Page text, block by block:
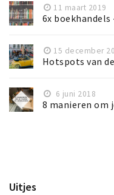
11 maart 2019
6x boekhandels
15 december
Hotspots van
6 juni 2018
8 manieren om
Uitjes